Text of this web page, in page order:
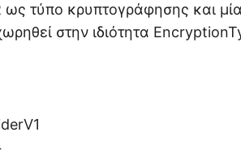
ως τύπο κρυπτογράφησης και
στην ιδιότητα